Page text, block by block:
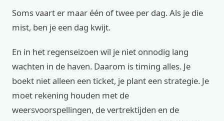
Soms vaart er maar één of twee per dag. Als je die
mist, ben je een dag kwijt.
En in het regenseizoen wil je niet onnodig lang
wachten in de haven. Daarom is timing alles. Je
boekt niet alleen een ticket, je plant een strategie. Je
moet rekening houden met de
weersvoorspellingen, de vertrektijden en de